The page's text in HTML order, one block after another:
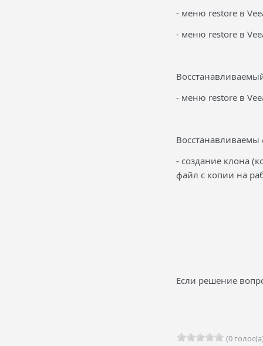
- меню restore в
- меню restore в
- меню restore в
- создание клона
файл с копии на
Если решение
(0